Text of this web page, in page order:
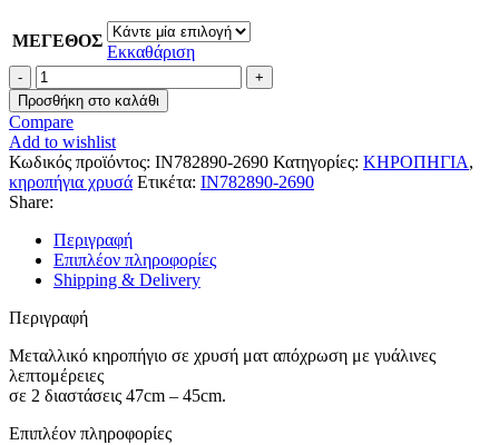
€52,00
through
€57,00
ΜΕΓΕΘΟΣ
Εκκαθάριση
ΚΗΡΟΠΗΓΙΟ
IN782890-
2690
ποσότητα
Προσθήκη στο καλάθι
Compare
Add to wishlist
Κωδικός προϊόντος: IN782890-2690 Κατηγορίες: ΚΗΡΟΠΗΓΙΑ,
κηροπήγια χρυσά Ετικέτα: IN782890-2690
Share:
Περιγραφή
Επιπλέον πληροφορίες
Shipping & Delivery
Περιγραφή
Μεταλλικό κηροπήγιο σε χρυσή ματ απόχρωση με γυάλινες
λεπτομέρειες
σε 2 διαστάσεις 47cm – 45cm.
Επιπλέον πληροφορίες